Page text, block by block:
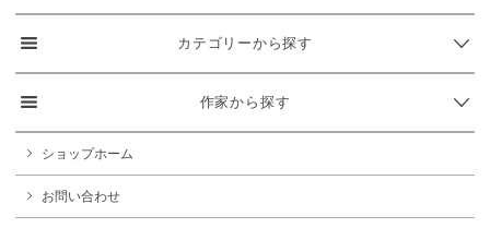
カテゴリーから探す
作家から探す
ショップホーム
お問い合わせ